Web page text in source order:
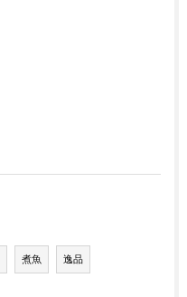
煮魚 逸品